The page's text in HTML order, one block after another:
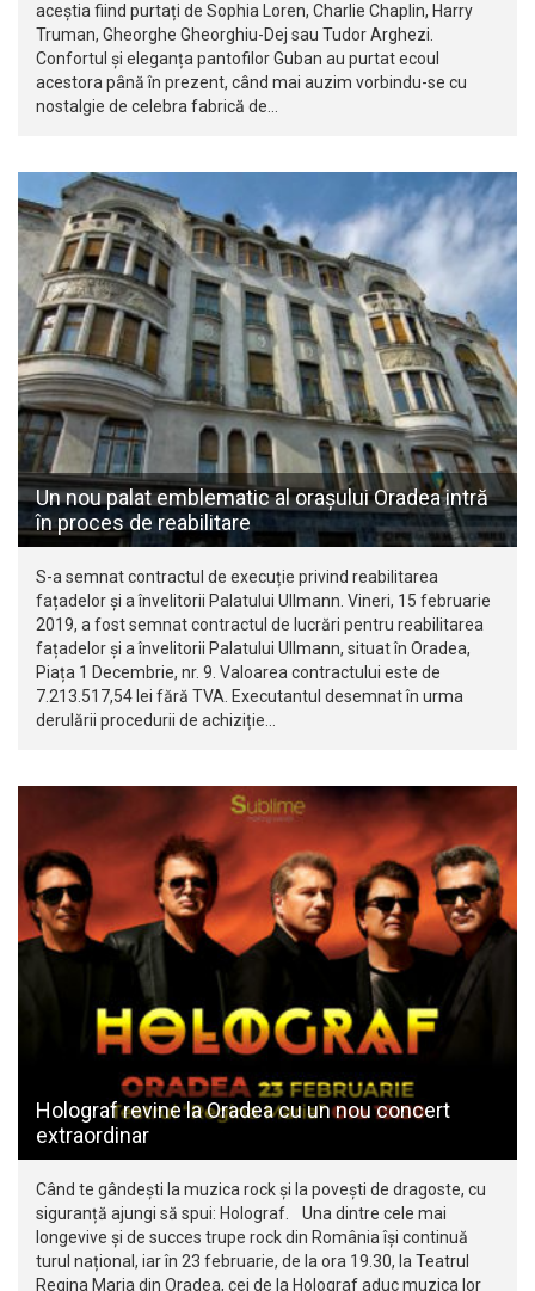
aceștia fiind purtați de Sophia Loren, Charlie Chaplin, Harry
Truman, Gheorghe Gheorghiu-Dej sau Tudor Arghezi.
Confortul și eleganța pantofilor Guban au purtat ecoul
acestora până în prezent, când mai auzim vorbindu-se cu
nostalgie de celebra fabrică de…
Un nou palat emblematic al orașului Oradea intră
în proces de reabilitare
S-a semnat contractul de execuție privind reabilitarea
fațadelor și a învelitorii Palatului Ullmann. Vineri, 15 februarie
2019, a fost semnat contractul de lucrări pentru reabilitarea
fațadelor și a învelitorii Palatului Ullmann, situat în Oradea,
Piața 1 Decembrie, nr. 9. Valoarea contractului este de
7.213.517,54 lei fără TVA. Executantul desemnat în urma
derulării procedurii de achiziție…
Holograf revine la Oradea cu un nou concert
extraordinar
Când te gândești la muzica rock și la povești de dragoste, cu
siguranță ajungi să spui: Holograf. Una dintre cele mai
longevive și de succes trupe rock din România își continuă
turul național, iar în 23 februarie, de la ora 19.30, la Teatrul
Regina Maria din Oradea, cei de la Holograf aduc muzica lor